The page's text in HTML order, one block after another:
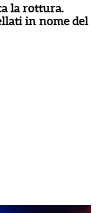
la rottura.
in nome del